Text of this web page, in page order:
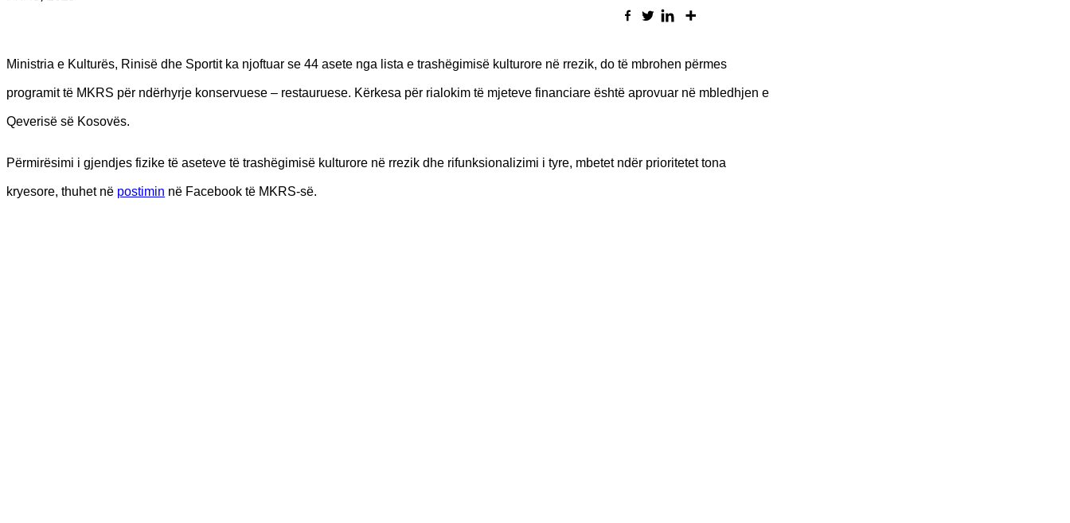
Ministria e Kulturës, Rinisë dhe Sportit ka njoftuar se 44 asete nga lista e trashëgimisë kulturore në rrezik, do të mbrohen përmes
programit të MKRS për ndërhyrje konservuese – restauruese. Kërkesa për rialokim të mjeteve financiare është aprovuar në mbledhjen e
Qeverisë së Kosovës.
Përmirësimi i gjendjes fizike të aseteve të trashëgimisë kulturore në rrezik dhe rifunksionalizimi i tyre, mbetet ndër prioritetet tona
kryesore, thuhet në postimin në Facebook të MKRS-së.